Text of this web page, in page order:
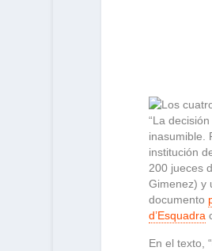
“La
inasumible.
institución
200 jueces
Gimenez) y
documento
d’Esquadra
En el texto,